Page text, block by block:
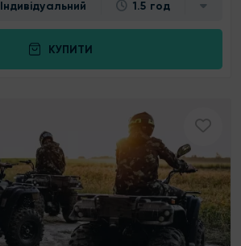
Індивідуальний 1.5 год
КУПИТИ